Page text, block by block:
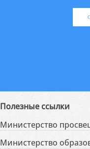
Полезные ссылки
Министерство
Министерство